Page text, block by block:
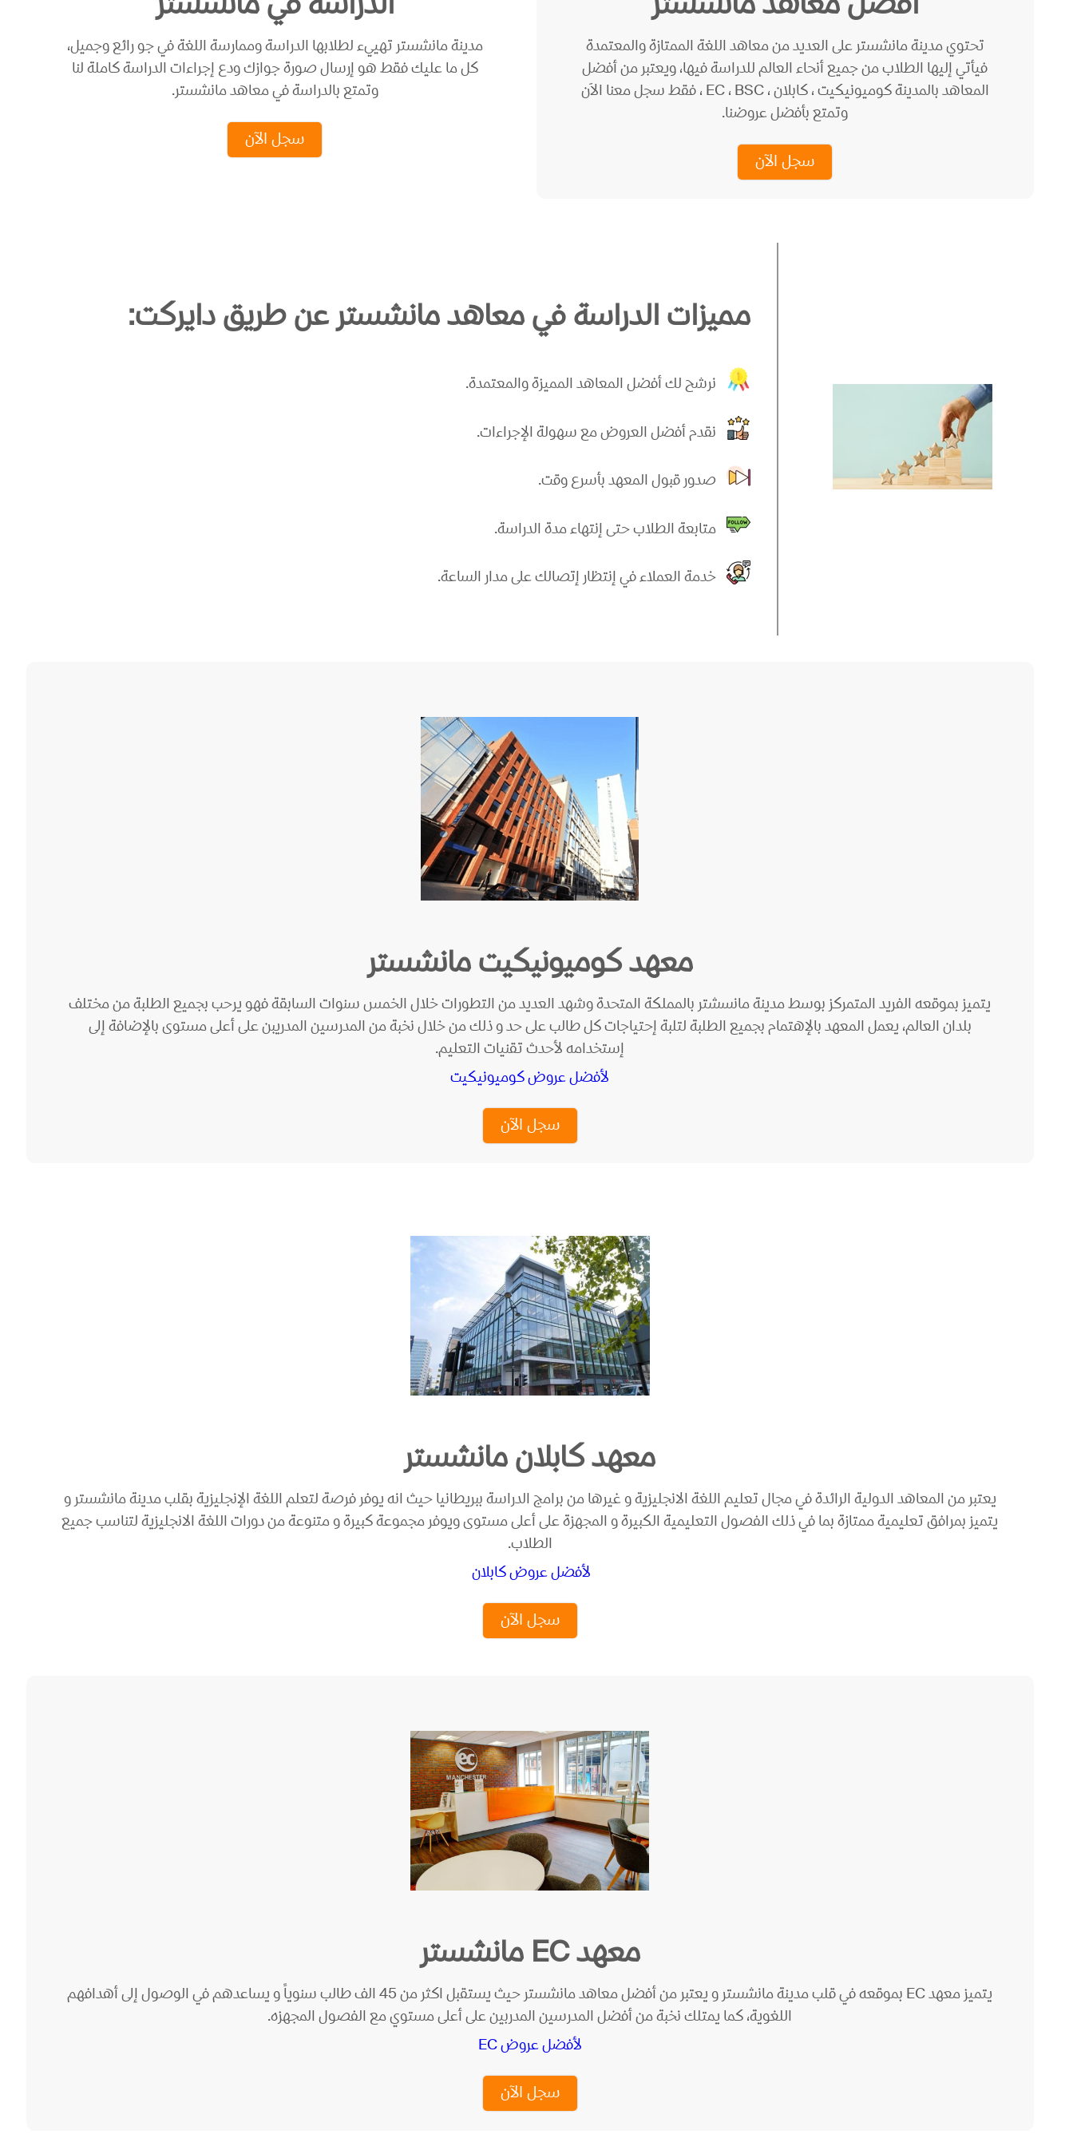
تحتوي مدينة مانشستر على العديد من معاهد اللغة الممتازة والمعتمدة
فيأتي إليها الطلاب من جميع أنحاء العالم للدراسة فيها، ويعتبر من أفضل
المعاهد بالمدينة كوميونيكيت ، كابلان ، EC ، BSC ، فقط سجل معنا الاَن
وتمتع بأفضل عروضنا.
سجل الآن
مدينة مانشستر تهييء لطلابها الدراسة وممارسة اللغة في جو رائع وجميل،
كل ما عليك فقط هو إرسال صورة جوازك ودع إجراءات الدراسة كاملة لنا
وتمتع بالدراسة في معاهد مانشستر.
سجل الآن
مميزات الدراسة في معاهد مانشستر عن طريق دايركت:
نرشح لك أفضل المعاهد المميزة والمعتمدة.
نقدم أفضل العروض مع سهولة الإجراءات.
صدور قبول المعهد بأسرع وقت.
متابعة الطلاب حتى إنتهاء مدة الدراسة.
خدمة العملاء في إنتظار إتصالك على مدار الساعة.
معهد كوميونيكيت مانشستر
يتميز بموقعه الفريد المتمركز بوسط مدينة مانسشتر بالمملكة المتحدة وشهد العديد من التطورات خلال الخمس سنوات السابقة فهو يرحب بجميع الطلبة من مختلف
بلدان العالم، يعمل المعهد بالإهتمام بجميع الطلبة لتلبة إحتياجات كل طالب على حد و ذلك من خلال نخبة من المدرسين المدريبن على أعلى مستوى بالإضافة إلى
إستخدامه لأحدث تقنيات التعليم.
لأفضل عروض كوميونيكيت
سجل الآن
معهد كابلان مانشستر
يعتبر من المعاهد الدولية الرائدة في مجال تعليم اللغة الانجليزية و غيرها من برامج الدراسة ببريطانيا حيث انه يوفر فرصة لتعلم اللغة الإنجليزية بقلب مدينة مانشستر و
يتميز بمرافق تعليمية ممتازة بما في ذلك الفصول التعليمية الكبيرة و المجهزة على أعلى مستوى ويوفر مجموعة كبيرة و متنوعة من دورات اللغة الانجليزية لتناسب جميع
الطلاب.
لأفضل عروض كابلان
سجل الآن
معهد EC مانشستر
يتميز معهد EC بموقعه في قلب مدينة مانشستر و يعتبر من أفضل معاهد مانشستر حيث يستقبل اكثر من 45 الف طالب سنوياً و يساعدهم في الوصول إلى أهدافهم
اللغوية، كما يمتلك نخبة من أفضل المدرسين المدربين على أعلى مستوي مع الفصول المجهزه.
لأفضل عروض EC
سجل الآن